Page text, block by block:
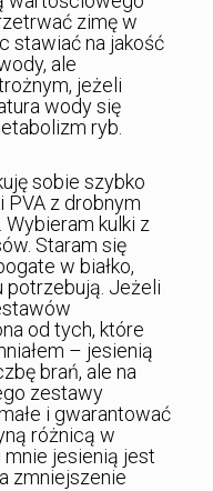
zimę w
stawiać na jakość
ale
jeżeli
wody się
ryb.
sobie szybko
z drobnym
kulki z
Staram się
w białko,
potrzebują. Jeżeli
od tych, które
– jesienią
brań, ale na
zestawy
i gwarantować
różnicą w
jesienią jest
zmniejszenie